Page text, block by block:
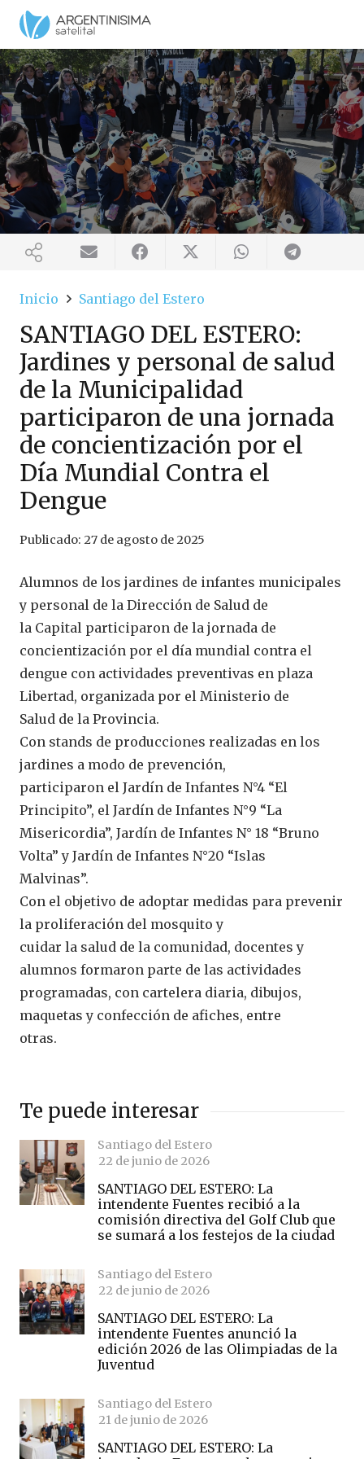
Inicio Santiago del Estero
SANTIAGO DEL ESTERO:
Jardines y personal de salud
de la Municipalidad
participaron de una jornada
de concientización por el
Día Mundial Contra el
Dengue
Publicado: 27 de agosto de 2025
Alumnos de los jardines de infantes municipales
y personal de la Dirección de Salud de
la Capital participaron de la jornada de
concientización por el día mundial contra el
dengue con actividades preventivas en plaza
Libertad, organizada por el Ministerio de
Salud de la Provincia.
Con stands de producciones realizadas en los
jardines a modo de prevención,
participaron el Jardín de Infantes N°4 “El
Principito”, el Jardín de Infantes N°9 “La
Misericordia”, Jardín de Infantes N° 18 “Bruno
Volta” y Jardín de Infantes N°20 “Islas
Malvinas”.
Con el objetivo de adoptar medidas para prevenir
la proliferación del mosquito y
cuidar la salud de la comunidad, docentes y
alumnos formaron parte de las actividades
programadas, con cartelera diaria, dibujos,
maquetas y confección de afiches, entre
otras.
Te puede interesar
Santiago del Estero
22 de junio de 2026
SANTIAGO DEL ESTERO: La
intendente Fuentes recibió a la
comisión directiva del Golf Club que
se sumará a los festejos de la ciudad
Santiago del Estero
22 de junio de 2026
SANTIAGO DEL ESTERO: La
intendente Fuentes anunció la
edición 2026 de las Olimpiadas de la
Juventud
Santiago del Estero
21 de junio de 2026
SANTIAGO DEL ESTERO: La